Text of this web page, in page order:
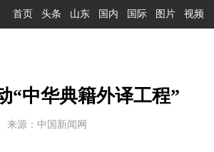
首页 头条 山东 国内 国际 图片 视频
“中华典籍外译工程”
来源：中国新闻网